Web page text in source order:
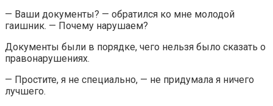
— Ваши документы? — обратился ко мне молодой
гаишник. — Почему нарушаем?
Документы были в порядке, чего нельзя было сказать о
правонарушениях.
— Простите, я не специально, — не придумала я ничего
лучшего.